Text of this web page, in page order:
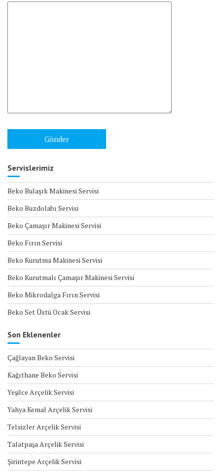
Servislerimiz
Beko Bulaşık Makinesi Servisi
Beko Buzdolabı Servisi
Beko Çamaşır Makinesi Servisi
Beko Fırın Servisi
Beko Kurutma Makinesi Servisi
Beko Kurutmalı Çamaşır Makinesi Servisi
Beko Mikrodalga Fırın Servisi
Beko Set Üstü Ocak Servisi
Son Eklenenler
Çağlayan Beko Servisi
Kağıthane Beko Servisi
Yeşilce Arçelik Servisi
Yahya Kemal Arçelik Servisi
Telsizler Arçelik Servisi
Talatpaşa Arçelik Servisi
Şirintepe Arçelik Servisi